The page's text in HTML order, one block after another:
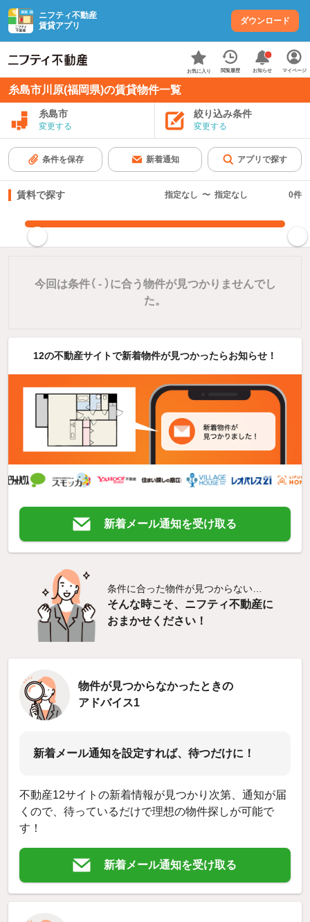
ニフティ不動産
賃貸アプリ
ダウンロード
お気に入り 閲覧履歴 お知らせ マイページ
糸島市川原(福岡県)の賃貸物件一覧
糸島市
変更する
絞り込み条件
変更する
条件を保存 新着通知 アプリで探す
賃料で探す 指定なし 〜 指定なし 0件
今回は条件（ -）に合う物件が見つかりませんでし
た。
12の不動産サイトで新着物件が見つかったらお知らせ！
新着メール通知を受け取る
条件に合った物件が見つからない…
そんな時こそ、ニフティ不動産に
おまかせください！
物件が見つからなかったときの
アドバイス1
新着メール通知を設定すれば、待つだけに！
不動産12サイトの新着情報が見つかり次第、通知が届
くので、待っているだけで理想の物件探しが可能で
す！
新着メール通知を受け取る